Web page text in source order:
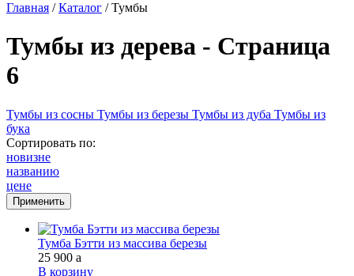
Главная / Каталог / Тумбы
Тумбы из дерева - Страница
6
Тумбы из сосны Тумбы из березы Тумбы из дуба Тумбы из
бука
Сортировать по:
новизне
названию
цене
Тумба Бэтти из массива березы
25 900 a
В корзину